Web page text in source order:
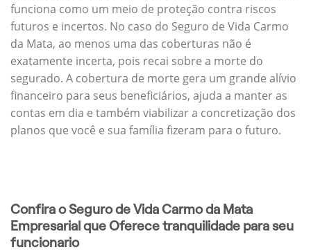
funciona como um meio de proteção contra riscos
futuros e incertos. No caso do Seguro de Vida Carmo
da Mata, ao menos uma das coberturas não é
exatamente incerta, pois recai sobre a morte do
segurado. A cobertura de morte gera um grande alívio
financeiro para seus beneficiários, ajuda a manter as
contas em dia e também viabilizar a concretização dos
planos que você e sua família fizeram para o futuro.
Confira o Seguro de Vida Carmo da Mata
Empresarial que Oferece tranquilidade para seu
funcionario